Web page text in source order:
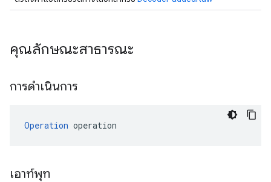
คุณลักษณะสาธารณะ
การดำเนินการ
Operation operation
เอาท์พุท